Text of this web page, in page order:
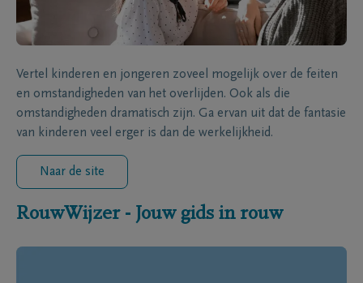
Vertel kinderen en jongeren zoveel mogelijk over de feiten
en omstandigheden van het overlijden. Ook als die
omstandigheden dramatisch zijn. Ga ervan uit dat de fantasie
van kinderen veel erger is dan de werkelijkheid.
Naar de site
RouwWijzer - Jouw gids in rouw